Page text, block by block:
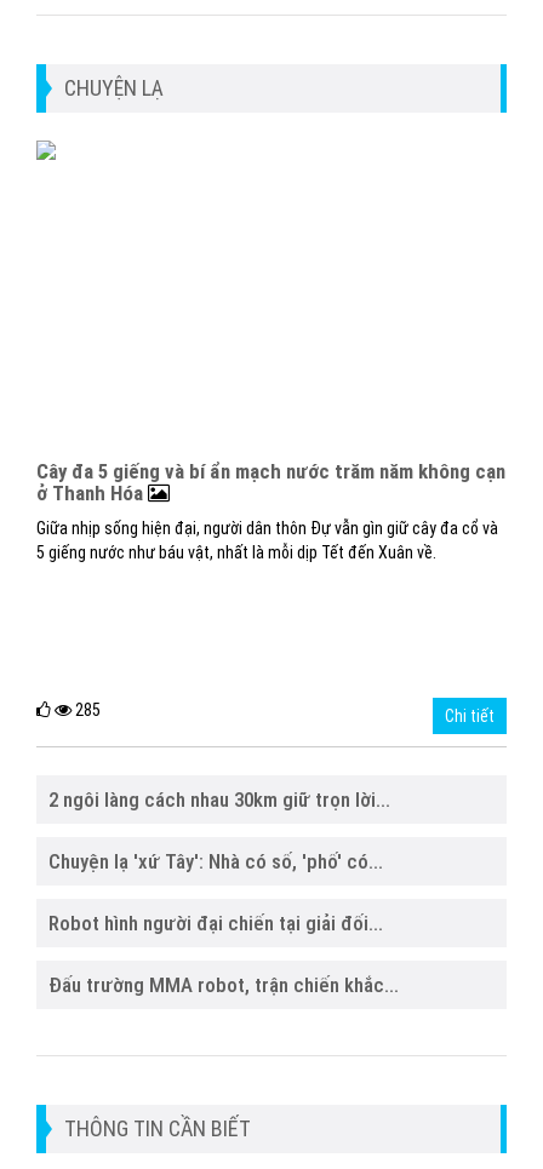
CHUYỆN LẠ
Cây đa 5 giếng và bí ẩn mạch nước trăm năm không cạn
ở Thanh Hóa
Giữa nhịp sống hiện đại, người dân thôn Đự vẫn gìn giữ cây đa cổ và
5 giếng nước như báu vật, nhất là mỗi dịp Tết đến Xuân về.
285 Chi tiết
2 ngôi làng cách nhau 30km giữ trọn lời...
Chuyện lạ 'xứ Tây': Nhà có số, 'phố' có...
Robot hình người đại chiến tại giải đối...
Đấu trường MMA robot, trận chiến khắc...
THÔNG TIN CẦN BIẾT